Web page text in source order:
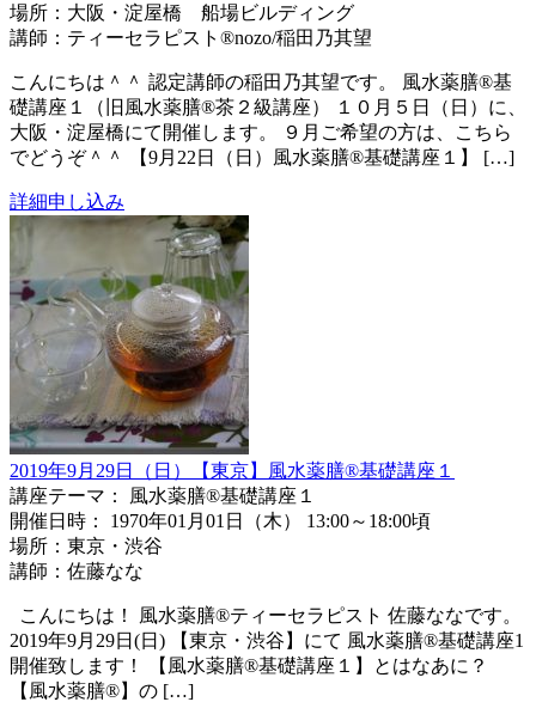
場所：大阪・淀屋橋 船場ビルディング
講師：ティーセラピスト®nozo/稲田乃其望
こんにちは＾＾ 認定講師の稲田乃其望です。 風水薬膳®基
礎講座１（旧風水薬膳®茶２級講座） １０月５日（日）に、
大阪・淀屋橋にて開催します。 ９月ご希望の方は、こちら
でどうぞ＾＾ 【9月22日（日）風水薬膳®基礎講座１】 […]
詳細申し込み
2019年9月29日（日）【東京】風水薬膳®基礎講座１
講座テーマ： 風水薬膳®基礎講座１
開催日時： 1970年01月01日（木） 13:00～18:00頃
場所：東京・渋谷
講師：佐藤なな
こんにちは！ 風水薬膳®️ティーセラピスト 佐藤ななです。
2019年9月29日(日) 【東京・渋谷】にて 風水薬膳®️基礎講座1
開催致します！ 【風水薬膳®️基礎講座１】とはなあに？
【風水薬膳®️】の […]